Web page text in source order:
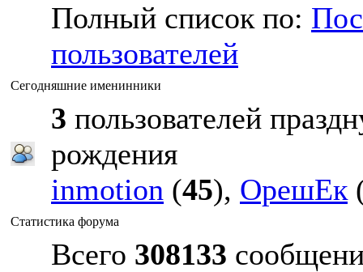
Полный список по:
пользователей
Сегодняшние именинники
3 пользователей
рождения
inmotion (45), ОрешЕк
Статистика форума
Всего 308133